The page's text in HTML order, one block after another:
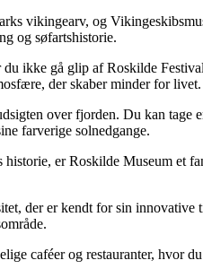
vikingearv, og
og søfartshistorie.
ikke gå glip af Roskilde
der skaber minder for livet.
over fjorden. Du kan tage
farverige solnedgange.
er Roskilde Museum et
der er kendt for sin
caféer og restauranter, hvor